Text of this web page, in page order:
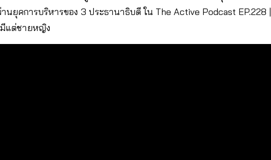
นยุคการบริหารของ 3 ประธานาธิบดี ใน The Active Podcast EP.228 |
แต่ชายหญิง